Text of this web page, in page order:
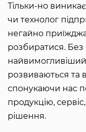
Тільки-но
чи технолог
негайно
розбиратися.
розвиваються та
спонукаючи нас
продукцію,
рішення.